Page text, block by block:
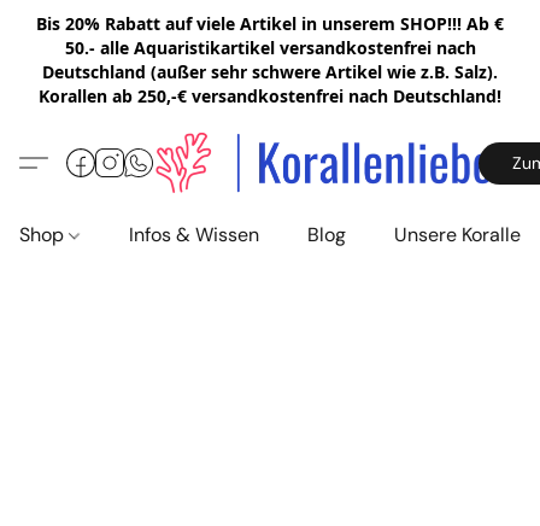
Bis 20% Rabatt auf viele Artikel in unserem SHOP!!! Ab €
50.- alle Aquaristikartikel versandkostenfrei nach
Deutschland (außer sehr schwere Artikel wie z.B. Salz).
Korallen ab 250,-€ versandkostenfrei nach Deutschland!
Shop Infos & Wissen Blog Unsere Korallen